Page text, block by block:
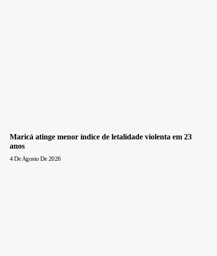
Maricá atinge menor índice de letalidade violenta em 23
anos
4 De Agosto De 2026